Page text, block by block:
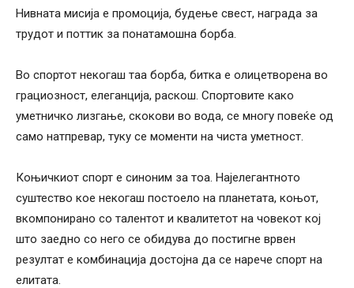
Нивната мисија е промоција, будење свест, награда за
трудот и поттик за понатамошна борба.
Во спортот некогаш таа борба, битка е олицетворена во
грациозност, елеганција, раскош. Спортовите како
уметничко лизгање, скокови во вода, се многу повеќе од
само натпревар, туку се моменти на чиста уметност.
Коњичкиот спорт е синоним за тоа. Најелегантното
суштество кое некогаш постоело на планетата, коњот,
вкомпонирано со талентот и квалитетот на човекот кој
што заедно со него се обидува до постигне врвен
резултат е комбинација достојна да се нарече спорт на
елитата.